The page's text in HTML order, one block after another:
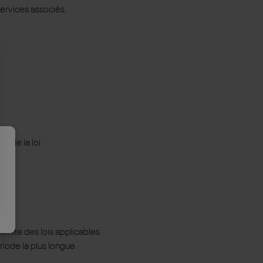
associés.
de la loi :
des lois applicables.
la plus longue.